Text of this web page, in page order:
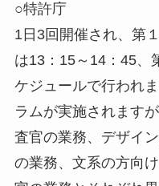
○特許庁
1日3回開催され、第
は13：15～14：45、
ケジュールで行われ
ラムが実施されます
査官の業務、デザイ
の業務、文系の方向